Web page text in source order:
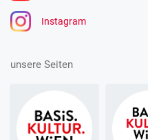
Instagram
unsere Seiten